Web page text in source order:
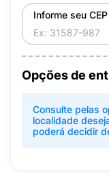
Informe seu CEP
Opções de
Consulte pelas
localidade
poderá decidir